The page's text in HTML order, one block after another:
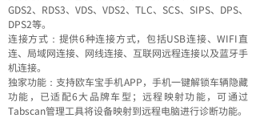
GDS2、RDS3、VDS、VDS2、TLC、SCS、SIPS、DPS、
DPS2等。
连接方式：提供6种连接方式，包括USB连接、WIFI直
连、局域网连接、网线连接、互联网远程连接以及蓝牙手
机连接。
独家功能：支持欧车宝手机APP，手机一键解锁车辆隐藏
功能，已适配6大品牌车型；远程映射功能，可通过
Tabscan管理工具将设备映射到远程电脑进行诊断功能。